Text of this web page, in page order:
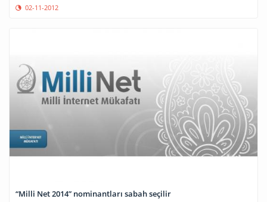
02-11-2012
“Milli Net 2014” nominantları sabah seçilir